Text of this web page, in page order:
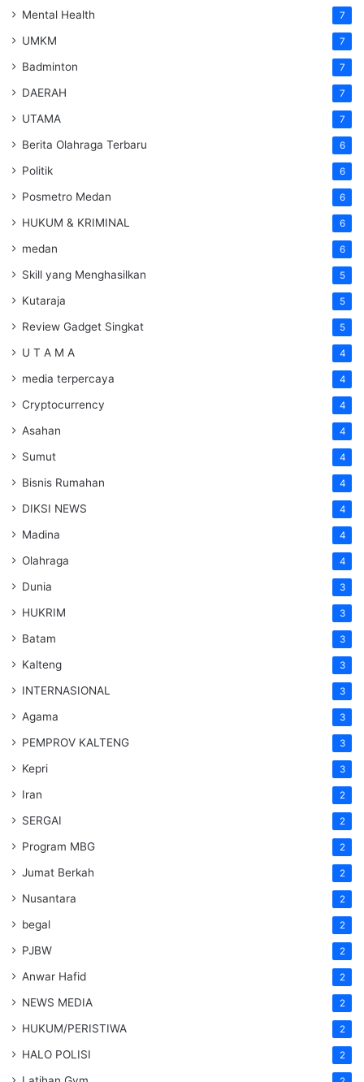
Mental Health 7
UMKM 7
Badminton 7
DAERAH 7
UTAMA 7
Berita Olahraga Terbaru 6
Politik 6
Posmetro Medan 6
HUKUM & KRIMINAL 6
medan 6
Skill yang Menghasilkan 5
Kutaraja 5
Review Gadget Singkat 5
U T A M A 4
media terpercaya 4
Cryptocurrency 4
Asahan 4
Sumut 4
Bisnis Rumahan 4
DIKSI NEWS 4
Madina 4
Olahraga 4
Dunia 3
HUKRIM 3
Batam 3
Kalteng 3
INTERNASIONAL 3
Agama 3
PEMPROV KALTENG 3
Kepri 3
Iran 2
SERGAI 2
Program MBG 2
Jumat Berkah 2
Nusantara 2
begal 2
PJBW 2
Anwar Hafid 2
NEWS MEDIA 2
HUKUM/PERISTIWA 2
HALO POLISI 2